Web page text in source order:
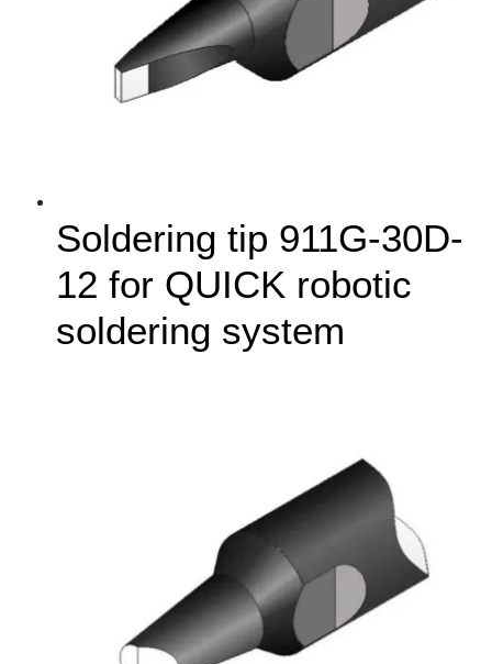
Soldering tip 911G-30D-
12 for QUICK robotic
soldering system